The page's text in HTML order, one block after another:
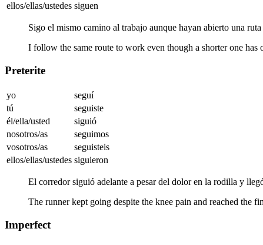
ellos/ellas/ustedes siguen
Sigo el mismo camino al trabajo aunque hayan abierto una ruta
I follow the same route to work even though a shorter one has
Preterite
yo
seguí
tú
seguiste
él/ella/usted
siguió
nosotros/as
seguimos
vosotros/as
seguisteis
ellos/ellas/ustedes siguieron
El corredor siguió adelante a pesar del dolor en la rodilla y
The runner kept going despite the knee pain and reached the
Imperfect